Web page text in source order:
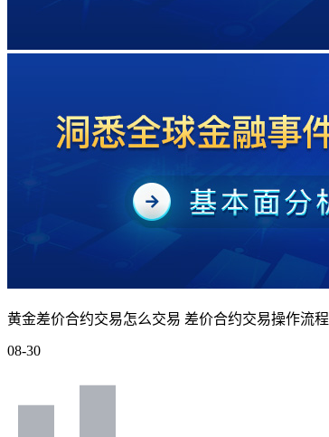
黄金差价合约交易怎么交易 差价合约交易操作流程
08-30